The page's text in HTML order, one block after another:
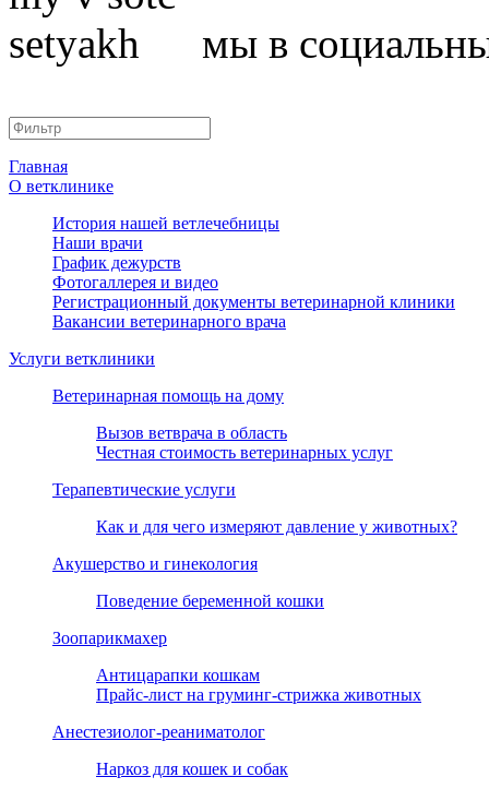
мы в
Главная
О ветклинике
История нашей ветлечебницы
Наши врачи
График дежурств
Фотогаллерея и видео
Регистрационный документы ветеринарной клиники
Вакансии ветеринарного врача
Услуги ветклиники
Ветеринарная помощь на дому
Вызов ветврача в область
Честная стоимость ветеринарных услуг
Терапевтические услуги
Как и для чего измеряют давление у животных?
Акушерство и гинекология
Поведение беременной кошки
Зоопарикмахер
Антицарапки кошкам
Прайс-лист на груминг-стрижка животных
Анестезиолог-реаниматолог
Наркоз для кошек и собак